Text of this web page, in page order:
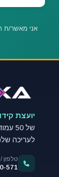
אני מאשר/ת
יועצת
לעריכה
טלפון
571